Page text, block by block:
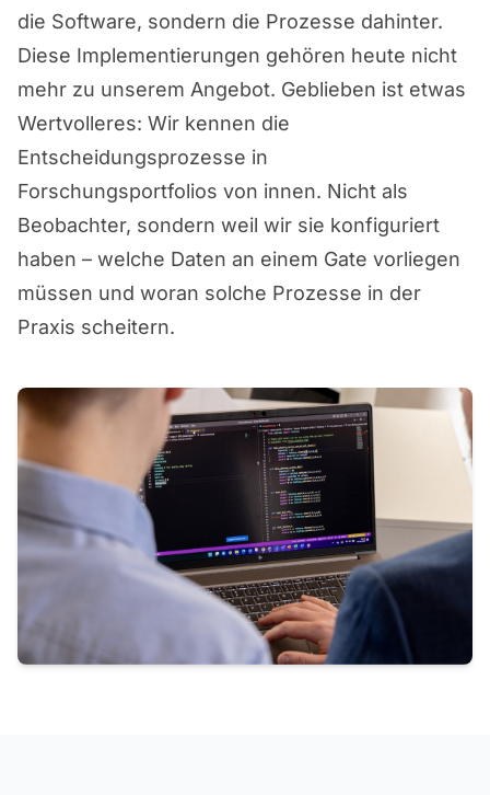
die Software, sondern die Prozesse dahinter.
Diese Implementierungen gehören heute nicht
mehr zu unserem Angebot. Geblieben ist etwas
Wertvolleres: Wir kennen die
Entscheidungsprozesse in
Forschungsportfolios von innen. Nicht als
Beobachter, sondern weil wir sie konfiguriert
haben – welche Daten an einem Gate vorliegen
müssen und woran solche Prozesse in der
Praxis scheitern.